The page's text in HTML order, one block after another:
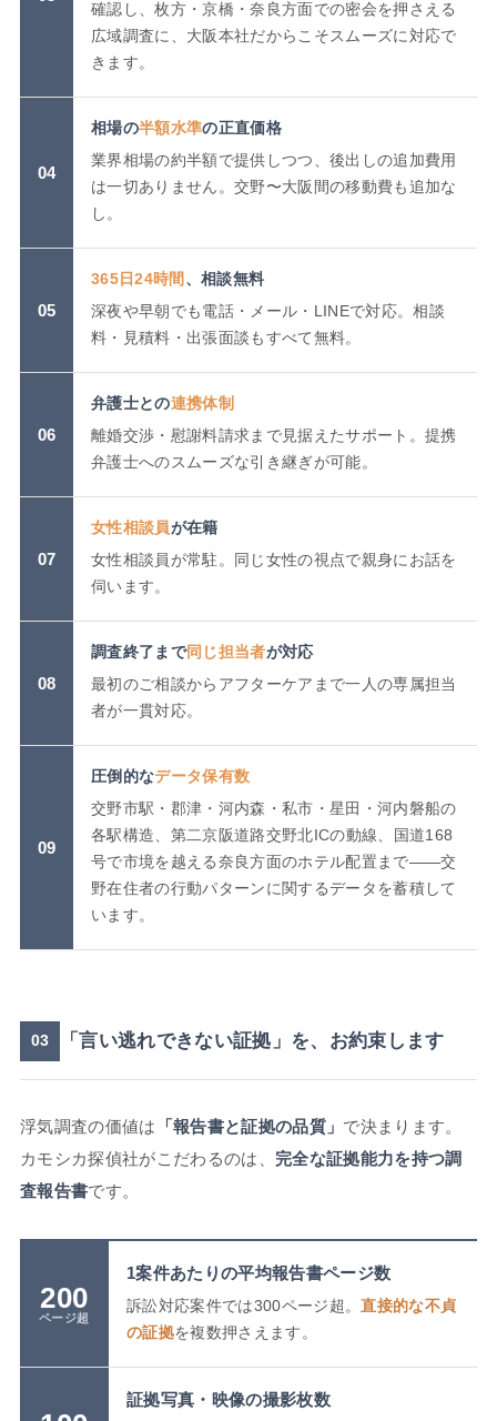
確認し、枚方・京橋・奈良方面での密会を押さえる
広域調査に、大阪本社だからこそスムーズに対応で
きます。
04
相場の半額水準の正直価格
業界相場の約半額で提供しつつ、後出しの追加費用
は一切ありません。交野〜大阪間の移動費も追加な
し。
05
365日24時間 、相談無料
深夜や早朝でも電話・メール・LINEで対応。相談
料・見積料・出張面談もすべて無料。
06
弁護士との連携体制
離婚交渉・慰謝料請求まで見据えたサポート。提携
弁護士へのスムーズな引き継ぎが可能。
07
女性相談員が在籍
女性相談員が常駐。同じ女性の視点で親身にお話を
伺います。
08
調査終了まで同じ担当者が対応
最初のご相談からアフターケアまで一人の専属担当
者が一貫対応。
09
圧倒的なデータ保有数
交野市駅・郡津・河内森・私市・星田・河内磐船の
各駅構造、第二京阪道路交野北ICの動線、国道168
号で市境を越える奈良方面のホテル配置まで——交
野在住者の行動パターンに関するデータを蓄積して
います。
03 「言い逃れできない証拠」を、お約束します
浮気調査の価値は 「報告書と証拠の品質」 で決まります。
カモシカ探偵社がこだわるのは、 完全な証拠能力を持つ調
査報告書です。
200
ページ超
1案件あたりの平均報告書ページ数
訴訟対応案件では300ページ超。直接的な不貞
の証拠を複数押さえます。
証拠写真・映像の撮影枚数